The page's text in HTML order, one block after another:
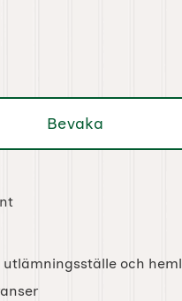
Disney Jul - Pluto
Bevaka
utlämningsställe och